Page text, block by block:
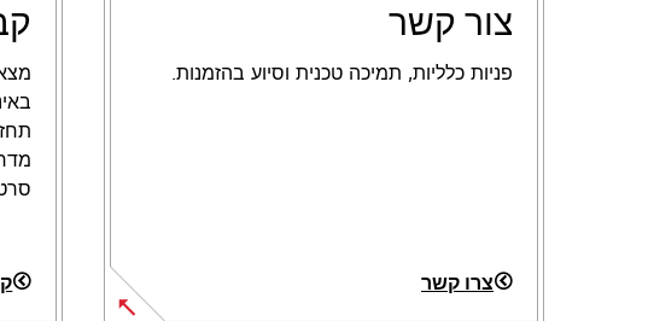
צור קשר
פניות כלליות, תמיכה טכנית וסיוע בהזמנות.
צרו קשר